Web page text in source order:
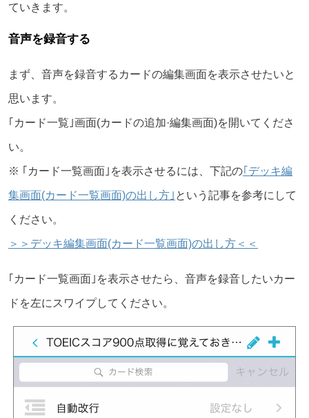
ていきます。
音声を録音する
まず、音声を録音するカードの編集画面を表示させたいと
思います。
｢カード一覧｣画面(カードの追加·編集画面)を開いてくださ
い。
※ ｢カード一覧画面｣を表示させるには、下記の｢デッキ編
集画面(カード一覧画面)の出し方｣ という記事を参考にして
ください。
＞＞デッキ編集画面(カード一覧画面)の出し方＜＜
｢カード一覧画面｣を表示させたら、音声を録音したいカー
ドを左にスワイプしてください。